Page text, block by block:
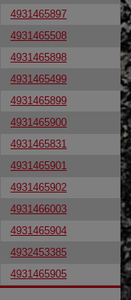
4931465897
4931465508
4931465898
4931465499
4931465899
4931465900
4931465831
4931465901
4931465902
4931466003
4931465904
4932453385
4931465905